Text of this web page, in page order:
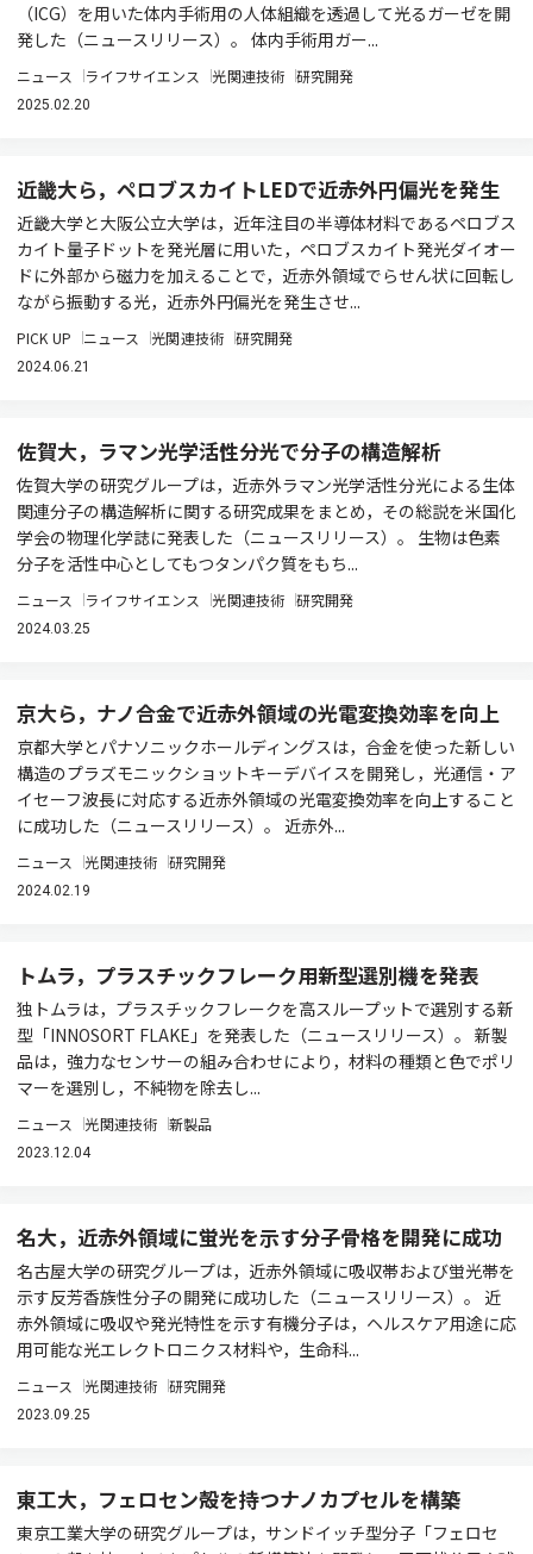
（ICG）を用いた体内手術用の人体組織を透過して光るガーゼを開
発した（ニュースリリース）。 体内手術用ガー...
ニュース ライフサイエンス 光関連技術 研究開発
2025.02.20
近畿大ら，ペロブスカイトLEDで近赤外円偏光を発生
近畿大学と大阪公立大学は，近年注目の半導体材料であるペロブス
カイト量子ドットを発光層に用いた，ペロブスカイト発光ダイオー
ドに外部から磁力を加えることで，近赤外領域でらせん状に回転し
ながら振動する光，近赤外円偏光を発生させ...
PICK UP ニュース 光関連技術 研究開発
2024.06.21
佐賀大，ラマン光学活性分光で分子の構造解析
佐賀大学の研究グループは，近赤外ラマン光学活性分光による生体
関連分子の構造解析に関する研究成果をまとめ，その総説を米国化
学会の物理化学誌に発表した（ニュースリリース）。 生物は色素
分子を活性中心としてもつタンパク質をもち...
ニュース ライフサイエンス 光関連技術 研究開発
2024.03.25
京大ら，ナノ合金で近赤外領域の光電変換効率を向上
京都大学とパナソニックホールディングスは，合金を使った新しい
構造のプラズモニックショットキーデバイスを開発し，光通信・ア
イセーフ波長に対応する近赤外領域の光電変換効率を向上すること
に成功した（ニュースリリース）。 近赤外...
ニュース 光関連技術 研究開発
2024.02.19
トムラ，プラスチックフレーク用新型選別機を発表
独トムラは，プラスチックフレークを高スループットで選別する新
型「INNOSORT FLAKE」を発表した（ニュースリリース）。 新製
品は，強力なセンサーの組み合わせにより，材料の種類と色でポリ
マーを選別し，不純物を除去し...
ニュース 光関連技術 新製品
2023.12.04
名大，近赤外領域に蛍光を示す分子骨格を開発に成功
名古屋大学の研究グループは，近赤外領域に吸収帯および蛍光帯を
示す反芳香族性分子の開発に成功した（ニュースリリース）。 近
赤外領域に吸収や発光特性を示す有機分子は，ヘルスケア用途に応
用可能な光エレクトロニクス材料や，生命科...
ニュース 光関連技術 研究開発
2023.09.25
東工大，フェロセン殻を持つナノカプセルを構築
東京工業大学の研究グループは，サンドイッチ型分子「フェロセ